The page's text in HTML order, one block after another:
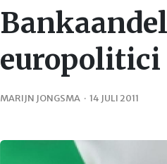
europolitici
MARIJN JONGSMA · 14 JULI 2011